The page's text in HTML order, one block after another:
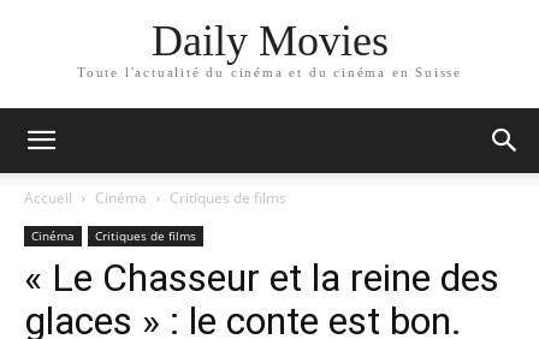
Daily Movies
Toute l'actualité du cinéma et du cinéma en Suisse
Accueil Cinéma Critiques de films
Cinéma Critiques de films
« Le Chasseur et la reine des
glaces » : le conte est bon.